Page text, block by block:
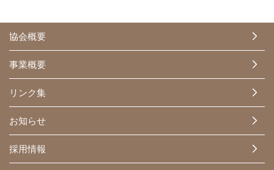
協会概要
事業概要
リンク集
お知らせ
採用情報